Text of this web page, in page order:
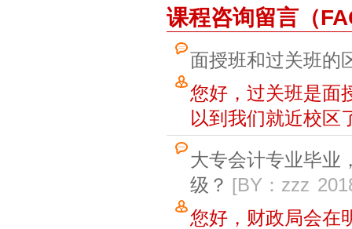
课程咨询留言（
面授班和过关班的
您好，过关班是面
以到我们就近校区
大专会计专业毕业
级？ [BY：zzz
您好，财政局会在